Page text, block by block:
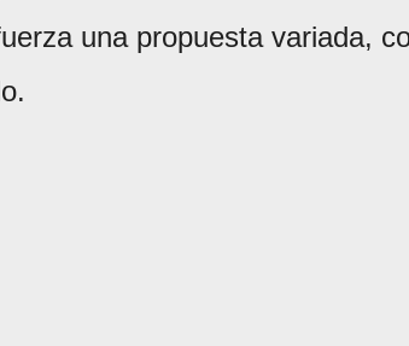
una propuesta variada,